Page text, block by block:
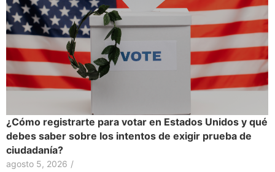
¿Cómo registrarte para votar en Estados Unidos y qué
debes saber sobre los intentos de exigir prueba de
ciudadanía?
agosto 5, 2026 /